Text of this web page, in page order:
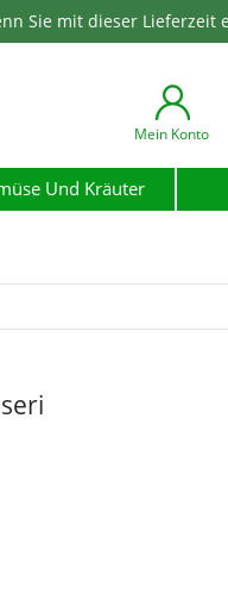
Sie mit dieser Lieferzeit
Mein Konto
Und Kräuter